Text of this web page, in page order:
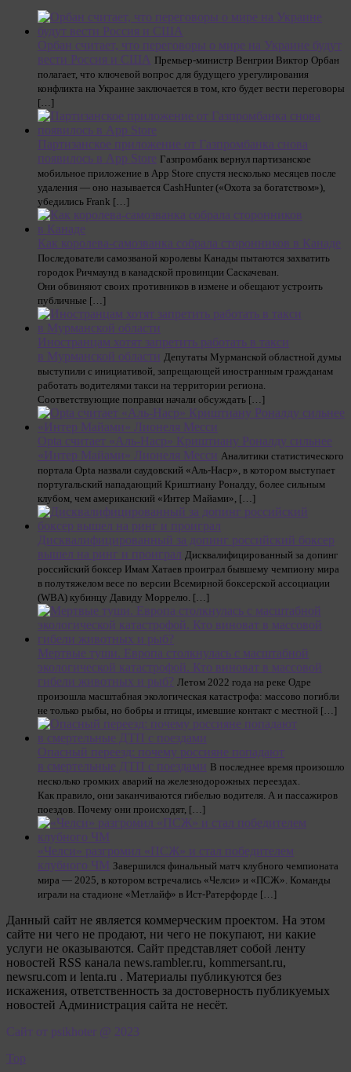
Орбан считает, что переговоры о мире на Украине будут
вести Россия и США Премьер-министр Венгрии Виктор Орбан
полагает, что ключевой вопрос для будущего урегулирования
конфликта на Украине заключается в том, кто будет вести переговоры
[…]
Партизанское приложение от Газпромбанка снова
появилось в App Store Газпромбанк вернул партизанское
мобильное приложение в App Store спустя несколько месяцев после
удаления — оно называется CashHunter («Охота за богатством»),
убедились Frank […]
Как королева-самозванка собрала сторонников в Канаде
Последователи самозваной королевы Канады пытаются захватить
городок Ричмаунд в канадской провинции Саскачеван.
Они обвиняют своих противников в измене и обещают устроить
публичные […]
Иностранцам хотят запретить работать в такси
в Мурманской области Депутаты Мурманской областной думы
выступили с инициативой, запрещающей иностранным гражданам
работать водителями такси на территории региона.
Соответствующие поправки начали обсуждать […]
Opta считает «Аль-Наср» Криштиану Роналду сильнее
«Интер Майами» Лионеля Месси Аналитики статистического
портала Opta назвали саудовский «Аль-Наср», в котором выступает
португальский нападающий Криштиану Роналду, более сильным
клубом, чем американский «Интер Майами», […]
Дисквалифицированный за допинг российский боксер
вышел на ринг и проиграл Дисквалифицированный за допинг
российский боксер Имам Хатаев проиграл бывшему чемпиону мира
в полутяжелом весе по версии Всемирной боксерской ассоциации
(WBA) кубинцу Давиду Моррелю. […]
Мертвые туши. Европа столкнулась с масштабной
экологической катастрофой. Кто виноват в массовой
гибели животных и рыб? Летом 2022 года на реке Одре
произошла масштабная экологическая катастрофа: массово погибли
не только рыбы, но бобры и птицы, имевшие контакт с местной […]
Опасный переезд: почему россияне попадают
в смертельные ДТП с поездами В последнее время произошло
несколько громких аварий на железнодорожных переездах.
Как правило, они заканчиваются гибелью водителя. А и пассажиров
поездов. Почему они происходят, […]
«Челси» разгромил «ПСЖ» и стал победителем
клубного ЧМ Завершился финальный матч клубного чемпионата
мира — 2025, в котором встречались «Челси» и «ПСЖ». Команды
играли на стадионе «Метлайф» в Ист-Ратерфорде […]
Данный сайт не является коммерческим проектом. На этом
сайте ни чего не продают, ни чего не покупают, ни какие
услуги не оказываются. Сайт представляет собой ленту
новостей RSS канала news.rambler.ru, kommersant.ru,
newsru.com и lenta.ru . Материалы публикуются без
искажения, ответственность за достоверность публикуемых
новостей Администрация сайта не несёт.
Сайт от psikhoter @ 2023
Top